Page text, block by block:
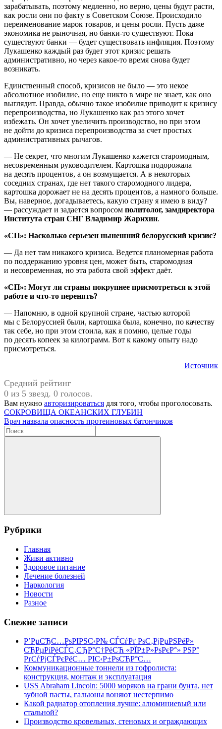
зарабатывать, поэтому медленно, но верно, цены будут расти,
как росли они по факту в Советском Союзе. Происходило
переименование марок товаров, и цены росли. Пусть даже
экономика не рыночная, но банки-то существуют. Пока
существуют банки — будет существовать инфляция. Поэтому
Лукашенко каждый раз будет этот кризис решать
административно, но через какое-то время снова будет
возникать.
Единственный способ, кризисов не было — это некое
абсолютное изобилие, но еще никто в мире не знает, как оно
выглядит. Правда, обычно такое изобилие приводит к кризису
перепроизводства, но Лукашенко как раз этого хочет
избежать. Он хочет увеличить производство, но при этом
не дойти до кризиса перепроизводства за счет простых
административных рычагов.
— Не секрет, что многим Лукашенко кажется старомодным,
несовременным руководителем. Картошка подорожала
на десять процентов, а он возмущается. А в некоторых
соседних странах, где нет такого старомодного лидера,
картошка дорожает не на десять процентов, а намного больше.
Вы, наверное, догадываетесь, какую страну я имею в виду?
— рассуждает и задается вопросом политолог, замдиректора
Института стран СНГ Владимир Жарихин.
«СП»: Насколько серьезен нынешний белорусский кризис?
— Да нет там никакого кризиса. Ведется планомерная работа
по поддержанию уровня цен, может быть, старомодная
и несовременная, но эта работа свой эффект даёт.
«СП»: Могут ли страны покрупнее присмотреться к этой
работе и что-то перенять?
— Напомню, в одной крупной стране, частью которой
мы с Белоруссией были, картошка была, конечно, по качеству
так себе, но при этом стоила, как я помню, целые годы
по десять копеек за килограмм. Вот к какому опыту надо
присмотреться.
Источник
Средний рейтинг
0 из 5 звезд. 0 голосов.
Вам нужно авторизироваться для того, чтобы проголосовать.
#Александр
Лукашенко
Навигация
по
записям
Предыдущая
запись:
СОКРОВИЩА ОКЕАНСКИХ ГЛУБИН
Следующая
запись:
Врач назвала опасность протеиновых батончиков
Поиск
для:
Поиск
Рубрики
Главная
Живи активно
Здоровое питание
Лечение болезней
Наркология
Новости
Разное
Свежие записи
Р’РµСЂС…РѕРІРЅС‹Р№ СЃСѓРґ РѕС‚РјРµРЅРёР»
СЂРµРіРёСЃС‚СЂР°С†РёСЋ «РЇР±Р»РѕРєР°» РЅР°
РґСѓРјСЃРєРёС… РІС‹Р±РѕСЂР°С…
Коммуникационные тоннели из гофролиста:
конструкция, монтаж и эксплуатация
USS Abraham Lincoln: 5000 моряков на грани бунта, нет
зубной пасты, гальюны воняют нестерпимо
Какой радиатор отопления лучше: алюминиевый или
стальной?
Производство кровельных, стеновых и ограждающих